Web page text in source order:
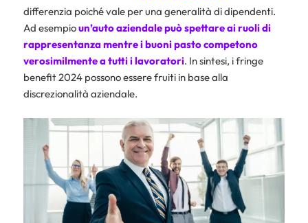
differenzia poiché vale per una generalità di dipendenti.
Ad esempioun’auto aziendale può spettare ai ruoli di
rappresentanza mentre i buoni pasto competono
verosimilmente a tutti i lavoratori. In sintesi, i fringe
benefit 2024 possono essere fruiti in base alla
discrezionalità aziendale.